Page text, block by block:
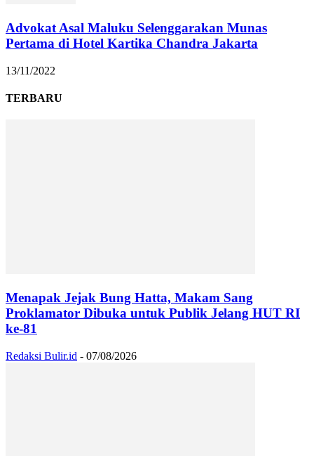
Advokat Asal Maluku Selenggarakan Munas
Pertama di Hotel Kartika Chandra Jakarta
13/11/2022
TERBARU
Menapak Jejak Bung Hatta, Makam Sang
Proklamator Dibuka untuk Publik Jelang HUT RI
ke-81
Redaksi Bulir.id - 07/08/2026